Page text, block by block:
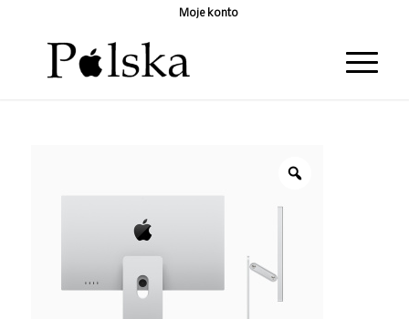
Moje konto